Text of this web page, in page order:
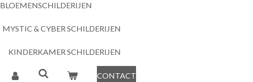
BLOEMENSCHILDERIJEN
MYSTIC & CYBER SCHILDERIJEN
KINDERKAMER SCHILDERIJEN
CONTACT